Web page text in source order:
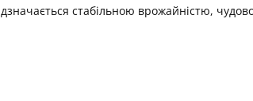
стабільною врожайністю,